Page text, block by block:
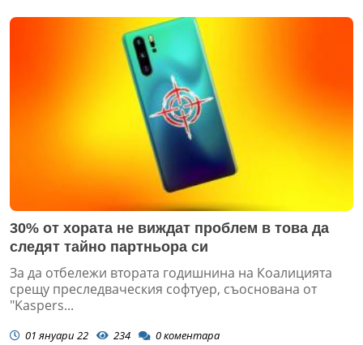
30% от хората не виждат проблем в това да
следят тайно партньора си
За да отбележи втората годишнина на Коалицията
срещу преследваческия софтуер, съоснована от
"Kaspers...
01 януари 22 234 0коментара